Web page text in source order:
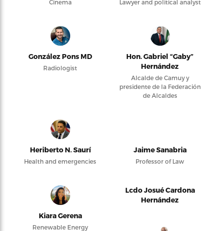
Cinema Lawyer and political analyst
González Pons MD
Radiologist
Hon. Gabriel “Gaby”
Hernández
Alcalde de Camuy y
presidente de la Federación
de Alcaldes
Heriberto N. Saurí
Health and emergencies
Jaime Sanabria
Professor of Law
Kiara Gerena
Renewable Energy
Lcdo Josué Cardona
Hernández